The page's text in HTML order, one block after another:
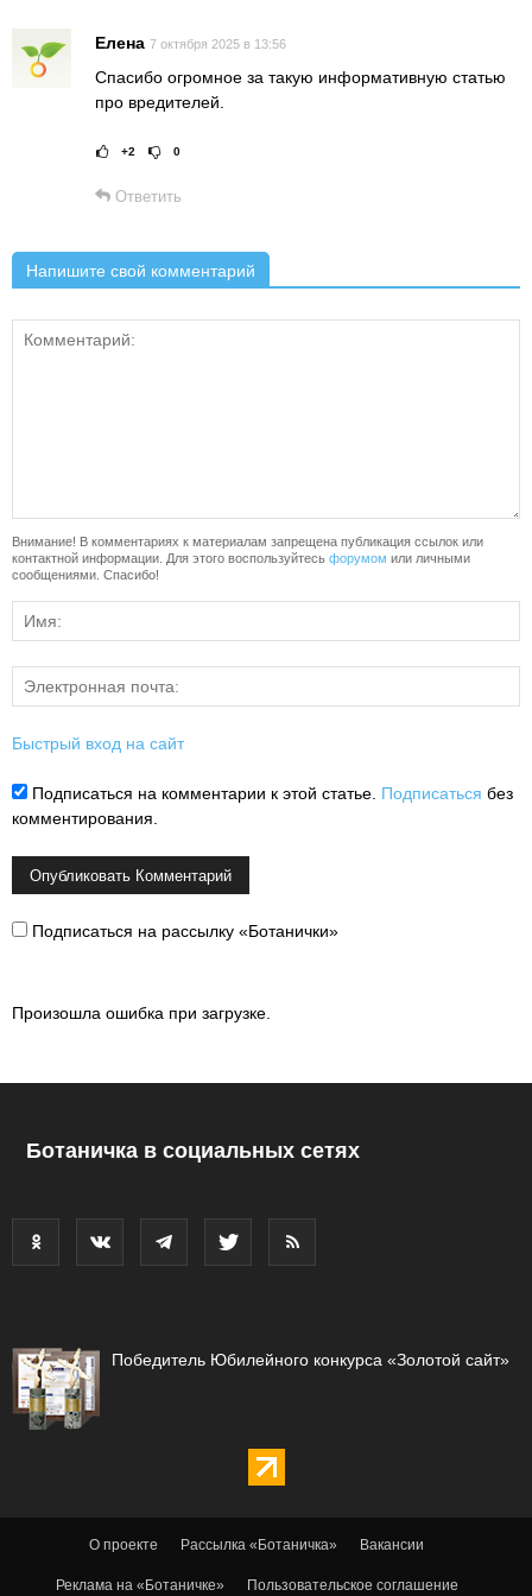
Елена 7 октября 2025 в 13:56
Спасибо огромное за такую информативную статью
про вредителей.
Рейтинг статьи:
+2 0
Ответить
Напишите свой комментарий
Внимание! В комментариях к материалам запрещена публикация ссылок или
контактной информации. Для этого воспользуйтесь форумом или личными
сообщениями. Спасибо!
Быстрый вход на сайт
Подписаться на комментарии к этой статье. Подписаться без
комментирования.
Подписаться на рассылку «Ботанички»
Произошла ошибка при загрузке.
Ботаничка в социальных сетях
Победитель Юбилейного конкурса «Золотой сайт»
О проекте Рассылка «Ботаничка» Вакансии
Реклама на «Ботаничке» Пользовательское соглашение